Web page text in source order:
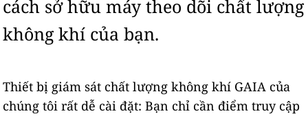
cách sở hữu máy theo dõi chất lượng
không khí của bạn.
Thiết bị giám sát chất lượng không khí GAIA của
chúng tôi rất dễ cài đặt: Bạn chỉ cần điểm truy cập